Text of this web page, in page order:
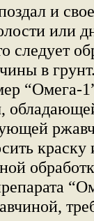
и
или
следует
в
“Омега-
краску